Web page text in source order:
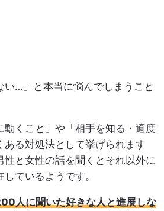
い…」と本当に悩んでしまうこと
動くこと」や「相手を知る・適度
ある対処法として挙げられます
性と女性の話を聞くとそれ以外に
ているようです。
人に聞いた好きな人と進展しな